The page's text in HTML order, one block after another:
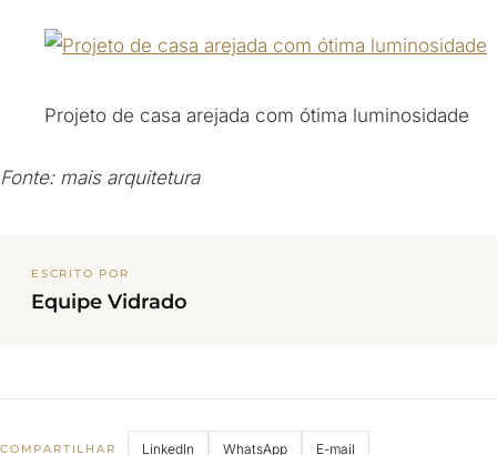
Projeto de casa arejada com ótima luminosidade
Fonte: mais arquitetura
ESCRITO POR
Equipe Vidrado
COMPARTILHAR LinkedIn WhatsApp E-mail